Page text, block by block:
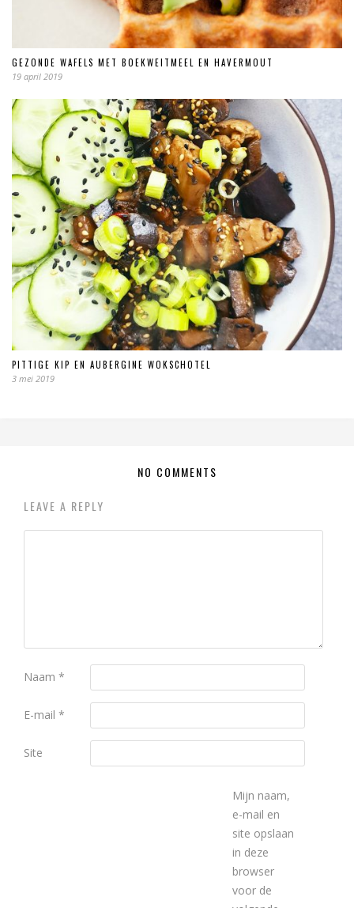
GEZONDE WAFELS MET BOEKWEITMEEL EN HAVERMOUT
19 april 2019
PITTIGE KIP EN AUBERGINE WOKSCHOTEL
3 mei 2019
NO COMMENTS
LEAVE A REPLY
Naam *
E-mail *
Site
Mijn naam,
e-mail en
site opslaan
in deze
browser
voor de